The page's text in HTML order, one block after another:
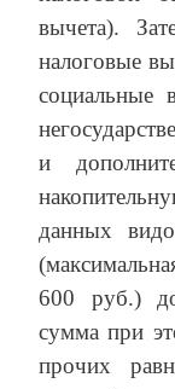
вычета).
налоговые
социальные
и
данных
600 руб.)
сумма при
прочих